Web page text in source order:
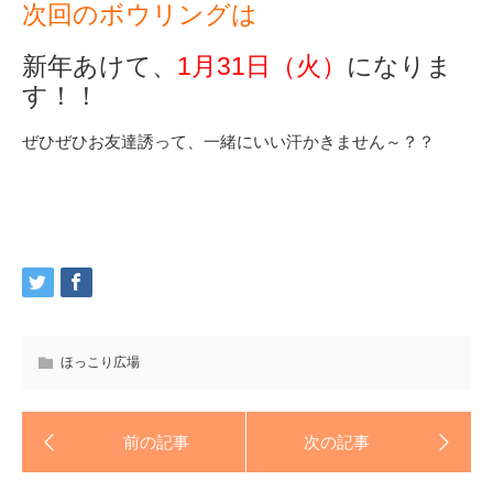
次回のボウリングは
新年あけて、 1月31日（火） になりま
す！！
ぜひぜひお友達誘って、一緒にいい汗かきません～？？
ほっこり広場